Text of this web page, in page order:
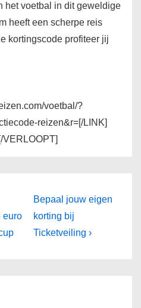
het voetbal in dit geweldige
heeft een scherpe reis
kortingscode profiteer jij
voetbal/?
reizen&r=[/LINK]
VERLOOPT]
euro
Volgende
bericht
is
Bepaal jouw eigen
korting bij
Ticketveiling ›